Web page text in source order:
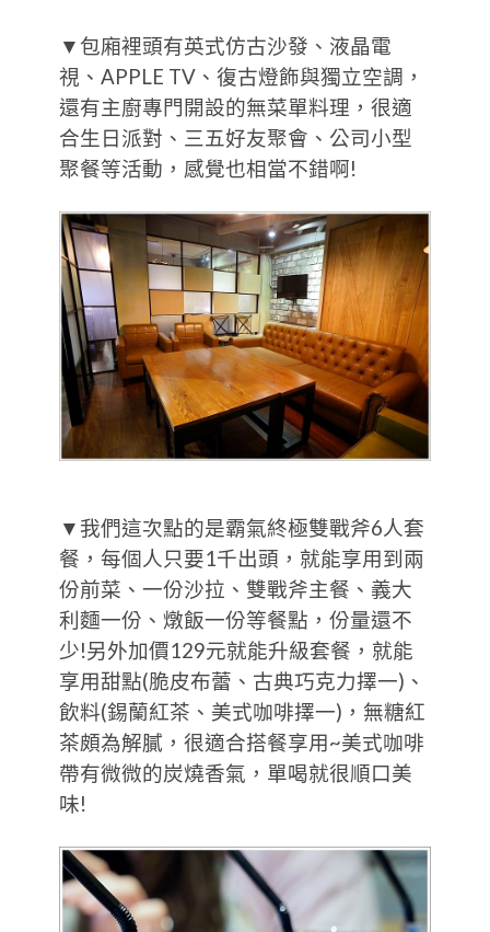
▼包廂裡頭有英式仿古沙發、液晶電
視、APPLE TV、復古燈飾與獨立空調，
還有主廚專門開設的無菜單料理，很適
合生日派對、三五好友聚會、公司小型
聚餐等活動，感覺也相當不錯啊!
▼我們這次點的是霸氣終極雙戰斧6人套
餐，每個人只要1千出頭，就能享用到兩
份前菜、一份沙拉、雙戰斧主餐、義大
利麵一份、燉飯一份等餐點，份量還不
少!另外加價129元就能升級套餐，就能
享用甜點(脆皮布蕾、古典巧克力擇一)、
飲料(錫蘭紅茶、美式咖啡擇一)，無糖紅
茶頗為解膩，很適合搭餐享用~美式咖啡
帶有微微的炭燒香氣，單喝就很順口美
味!